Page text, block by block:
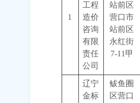
1
工程
造价
咨询
有限
责任
公司
站前区
营口市
站前区
永红街
7-11甲
辽宁
金标
鲅鱼圈
区营口